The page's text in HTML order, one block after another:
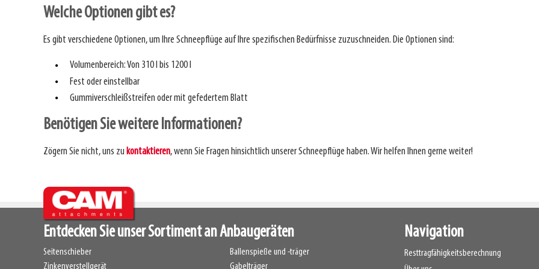
Welche Optionen gibt es?
Es gibt verschiedene Optionen, um Ihre Schneepflüge auf Ihre spezifischen Bedürfnisse zuzuschneiden. Die Optionen sind:
Volumenbereich: Von 310 l bis 1200 l
Fest oder einstellbar
Gummiverschleißstreifen oder mit gefedertem Blatt
Benötigen Sie weitere Informationen?
Zögern Sie nicht, uns zu kontaktieren, wenn Sie Fragen hinsichtlich unserer Schneepflüge haben. Wir helfen Ihnen gerne weiter!
Entdecken Sie unser Sortiment an Anbaugeräten
Seitenschieber
Zinkenverstellgerät
Ballenspieße und -träger
Gabelträger
Navigation
Resttragfähigkeitsberechnung